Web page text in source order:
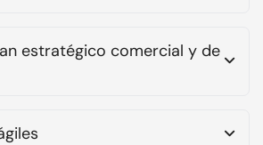
estratégico comercial y de